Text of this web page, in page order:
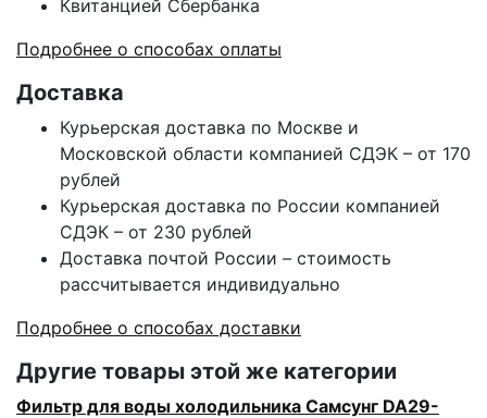
Квитанцией Сбербанка
Подробнее о способах оплаты
Доставка
Курьерская доставка по Москве и
Московской области компанией СДЭК – от 170
рублей
Курьерская доставка по России компанией
СДЭК – от 230 рублей
Доставка почтой России – стоимость
рассчитывается индивидуально
Подробнее о способах доставки
Другие товары этой же категории
Фильтр для воды холодильника Самсунг DA29-